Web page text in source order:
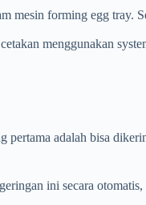
forming egg tray.
menggunakan
adalah bisa
ini secara